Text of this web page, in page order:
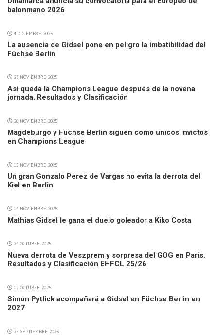
balonmano 2026
4 DICIEMBRE 2025
La ausencia de Gidsel pone en peligro la imbatibilidad del
Füchse Berlin
28 NOVIEMBRE 2025
Así queda la Champions League después de la novena
jornada. Resultados y Clasificación
20 NOVIEMBRE 2025
Magdeburgo y Füchse Berlin siguen como únicos invictos
en Champions League
15 NOVIEMBRE 2025
Un gran Gonzalo Perez de Vargas no evita la derrota del
Kiel en Berlin
14 NOVIEMBRE 2025
Mathias Gidsel le gana el duelo goleador a Kiko Costa
24 OCTUBRE 2025
Nueva derrota de Veszprem y sorpresa del GOG en Paris.
Resultados y Clasificación EHFCL 25/26
12 OCTUBRE 2025
Simon Pytlick acompañará a Gidsel en Füchse Berlin en
2027
25 SEPTIEMBRE 2025